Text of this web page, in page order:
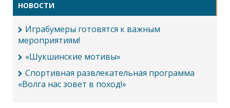
НОВОСТИ
Играбумеры готовятся к важным
мероприятиям!
«Шукшинские мотивы»
Спортивная развлекательная программа
«Волга нас зовет в поход!»